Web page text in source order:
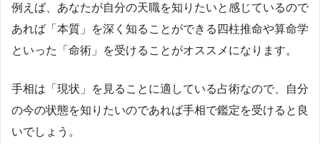
例えば、あなたが自分の天職を知りたいと感じているので
あれば「本質」を深く知ることができる四柱推命や算命学
といった「命術」を受けることがオススメになります。
手相は「現状」を見ることに適している占術なので、自分
の今の状態を知りたいのであれば手相で鑑定を受けると良
いでしょう。